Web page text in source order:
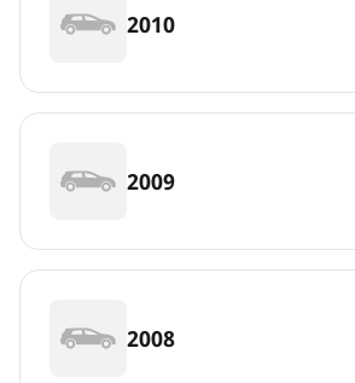
2010
2009
2008